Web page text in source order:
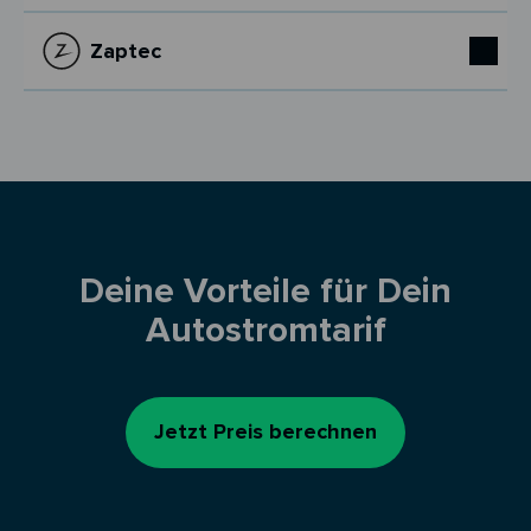
Zaptec
Deine Vorteile für Dein
Autostromtarif
Jetzt Preis berechnen